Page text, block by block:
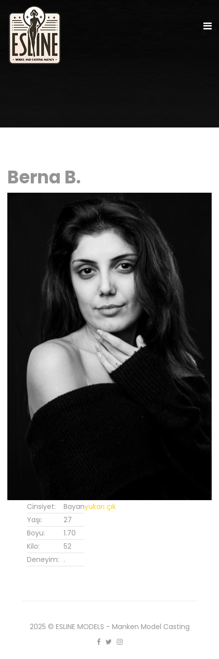
Berna B.
Cinsiyet:
Bayan
Yaşı:
27
Boyu:
1.70
Kilo:
52
Deneyim: .
yukarı çık
2025 © ESLINE MODELS - Manken Model Casting